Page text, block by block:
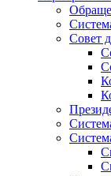
Совет